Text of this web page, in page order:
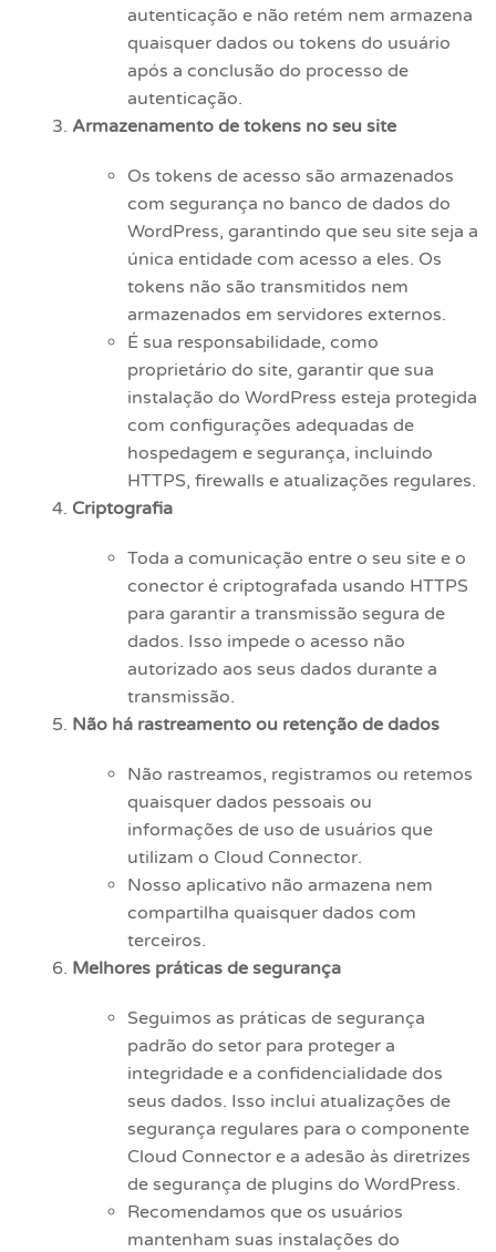
autenticação e não retém nem armazena
quaisquer dados ou tokens do usuário
após a conclusão do processo de
autenticação.
Armazenamento de tokens no seu site
Os tokens de acesso são armazenados
com segurança no banco de dados do
WordPress, garantindo que seu site seja a
única entidade com acesso a eles. Os
tokens não são transmitidos nem
armazenados em servidores externos.
É sua responsabilidade, como
proprietário do site, garantir que sua
instalação do WordPress esteja protegida
com configurações adequadas de
hospedagem e segurança, incluindo
HTTPS, firewalls e atualizações regulares.
Criptografia
Toda a comunicação entre o seu site e o
conector é criptografada usando HTTPS
para garantir a transmissão segura de
dados. Isso impede o acesso não
autorizado aos seus dados durante a
transmissão.
Não há rastreamento ou retenção de dados
Não rastreamos, registramos ou retemos
quaisquer dados pessoais ou
informações de uso de usuários que
utilizam o Cloud Connector.
Nosso aplicativo não armazena nem
compartilha quaisquer dados com
terceiros.
Melhores práticas de segurança
Seguimos as práticas de segurança
padrão do setor para proteger a
integridade e a confidencialidade dos
seus dados. Isso inclui atualizações de
segurança regulares para o componente
Cloud Connector e a adesão às diretrizes
de segurança de plugins do WordPress.
Recomendamos que os usuários
mantenham suas instalações do